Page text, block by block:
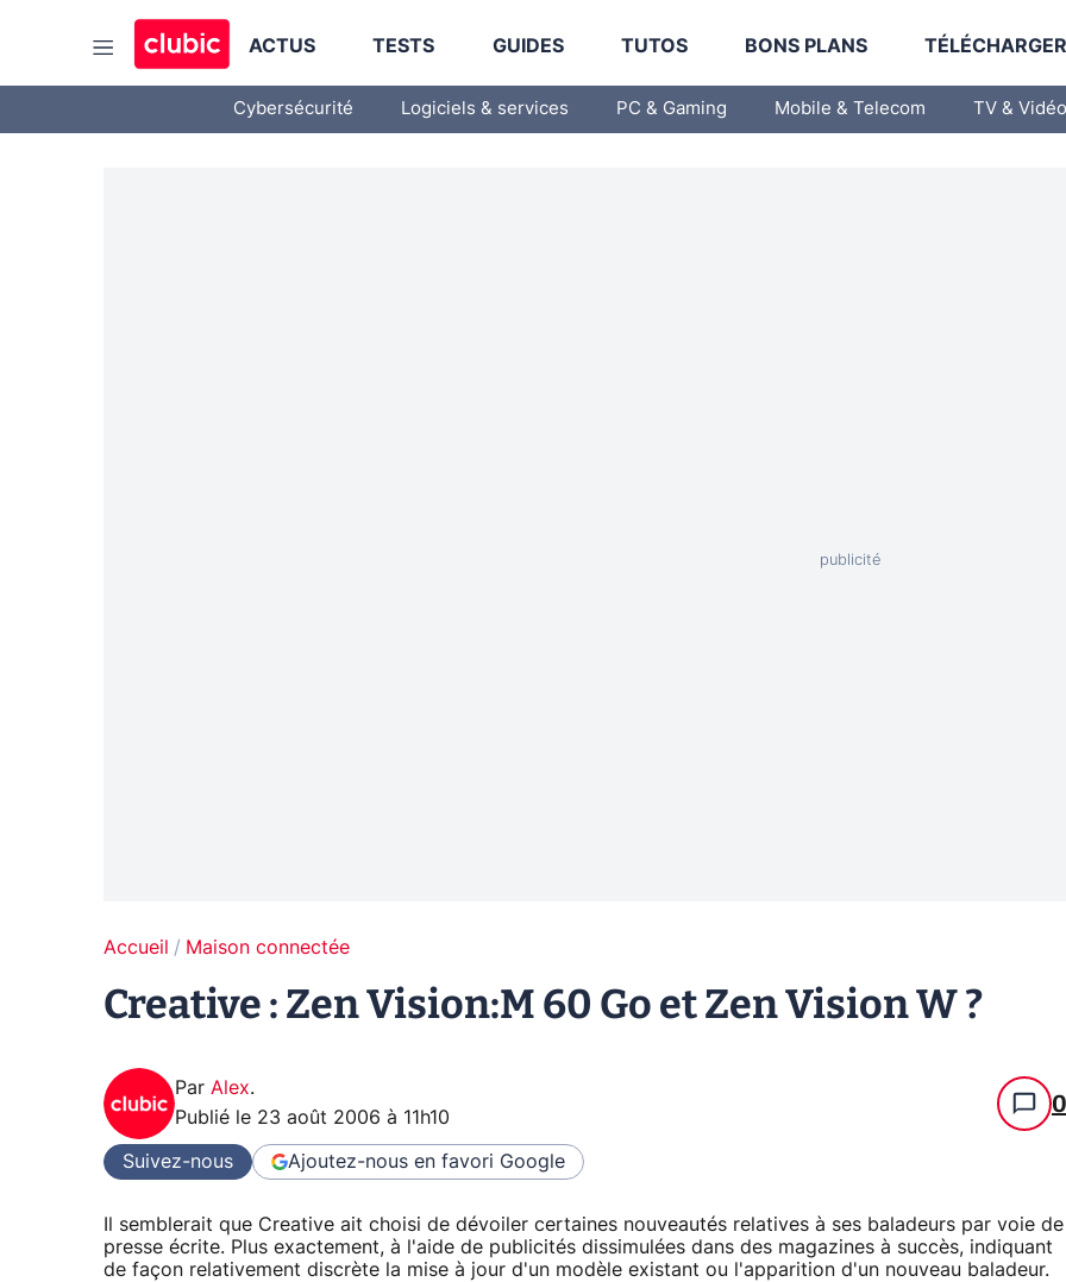
ACTUS TESTS GUIDES TUTOS BONS PLANS
Cybersécurité Logiciels & services PC & Gaming Mobile & Telecom TV & Vidéo
Accueil Maison connectée
Creative : Zen Vision:M 60 Go et Zen Vision W ?
Par Alex.
Publié le 23 août 2006 à 11h10 0
Suivez-nous Ajoutez-nous en favori Google
Il semblerait que Creative ait choisi de dévoiler certaines nouveautés relatives à ses baladeurs par voie de
presse écrite. Plus exactement, à l'aide de publicités dissimulées dans des magazines à succès, indiquant
de façon relativement discrète la mise à jour d'un modèle existant ou l'apparition d'un nouveau baladeur.